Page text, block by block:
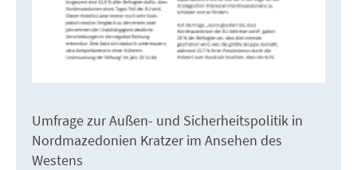
Umfrage zur Außen- und Sicherheitspolitik in
Nordmazedonien Kratzer im Ansehen des
Westens